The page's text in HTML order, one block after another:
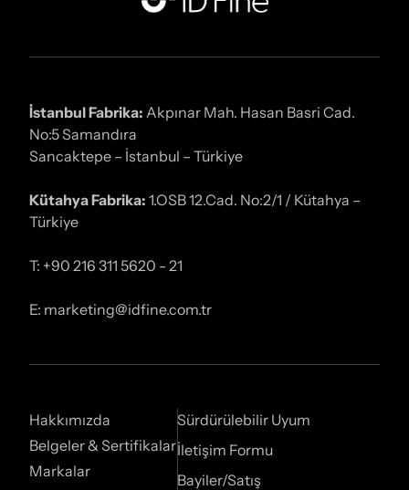
İstanbul Fabrika: Akpınar Mah. Hasan Basri Cad.
No:5 Samandıra
Sancaktepe – İstanbul – Türkiye
Kütahya Fabrika: 1.OSB 12.Cad. No:2/1 / Kütahya –
Türkiye
T: +90 216 311 5620 - 21
E: marketing@idfine.com.tr
Hakkımızda
Belgeler & Sertifikalar
Markalar
Sürdürülebilir Uyum
İletişim Formu
Bayiler/Satış